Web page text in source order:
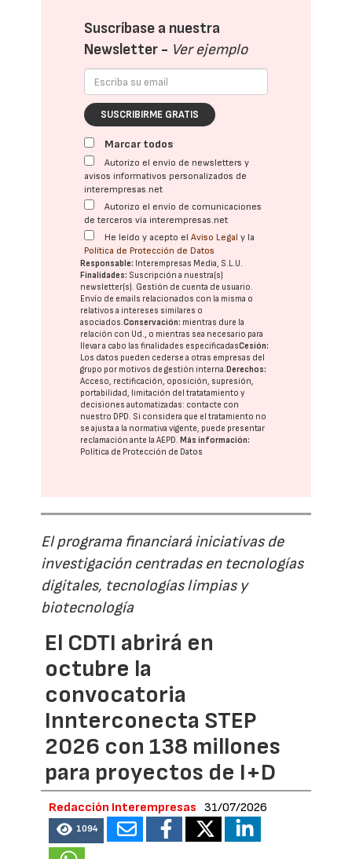
Suscríbase a nuestra
Newsletter - Ver ejemplo
SUSCRIBIRME GRATIS
Marcar todos
Autorizo el envío de newsletters y
avisos informativos personalizados de
interempresas.net
Autorizo el envío de comunicaciones
de terceros vía interempresas.net
He leído y acepto elAviso Legal y la
Política de Protección de Datos
Responsable: Interempresas Media, S.L.U.
Finalidades: Suscripción a nuestra(s)
newsletter(s). Gestión de cuenta de usuario.
Envío de emails relacionados con la misma o
relativos a intereses similares o
asociados.Conservación: mientras dure la
relación con Ud., o mientras sea necesario para
llevar a cabo las finalidades especificadasCesión:
Los datos pueden cederse a otras empresas del
grupo por motivos de gestión interna. Derechos:
Acceso, rectificación, oposición, supresión,
portabilidad, limitación del tratatamiento y
decisiones automatizadas: contacte con
nuestro DPD. Si considera que el tratamiento no
se ajusta a la normativa vigente, puede presentar
reclamación ante laAEPD. Más información:
Política de Protección de Datos
El programa financiará iniciativas de
investigación centradas en tecnologías
digitales, tecnologías limpias y
biotecnología
El CDTI abrirá en
octubre la
convocatoria
Innterconecta STEP
2026 con 138 millones
para proyectos de I+D
Redacción Interempresas 31/07/2026
1094